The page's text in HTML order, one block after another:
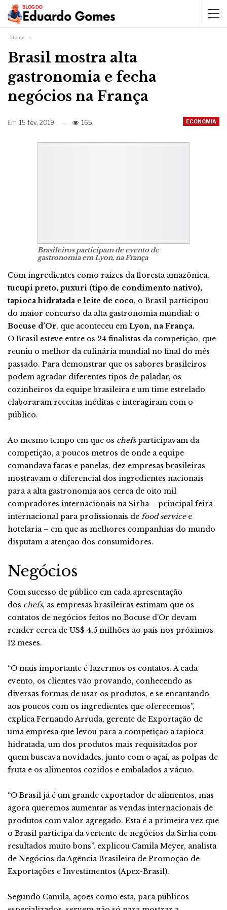
Home
Brasil mostra alta
gastronomia e fecha
negócios na França
ECONOMIA
Em 15 fev, 2019 165
Brasileiros participam de evento de
gastronomia em Lyon, na França
Com ingredientes como raízes da floresta amazônica,
tucupi preto, puxuri (tipo de condimento nativo),
tapioca hidratada e leite de coco, o Brasil participou
do maior concurso da alta gastronomia mundial: o
Bocuse d’Or, que aconteceu em Lyon, na França.
O Brasil esteve entre os 24 finalistas da competição, que
reuniu o melhor da culinária mundial no final do mês
passado. Para demonstrar que os sabores brasileiros
podem agradar diferentes tipos de paladar, os
cozinheiros da equipe brasileira e um time estrelado
elaboraram receitas inéditas e interagiram com o
público.
Ao mesmo tempo em que os chefsparticipavam da
competição, a poucos metros de onde a equipe
comandava facas e panelas, dez empresas brasileiras
mostravam o diferencial dos ingredientes nacionais
para a alta gastronomia aos cerca de oito mil
compradores internacionais na Sirha – principal feira
internacional para profissionais de food servicee
hotelaria – em que as melhores companhias do mundo
disputam a atenção dos consumidores.
Negócios
Com sucesso de público em cada apresentação
dos chefs, as empresas brasileiras estimam que os
contatos de negócios feitos no Bocuse d’Or devam
render cerca de US$ 4,5 milhões ao país nos próximos
12 meses.
“O mais importante é fazermos os contatos. A cada
evento, os clientes vão provando, conhecendo as
diversas formas de usar os produtos, e se encantando
aos poucos com os ingredientes que oferecemos”,
explica Fernando Arruda, gerente de Exportação de
uma empresa que levou para a competição a tapioca
hidratada, um dos produtos mais requisitados por
quem buscava novidades, junto com o açaí, as polpas de
fruta e os alimentos cozidos e embalados a vácuo.
“O Brasil já é um grande exportador de alimentos, mas
agora queremos aumentar as vendas internacionais de
produtos com valor agregado. Esta é a primeira vez que
o Brasil participa da vertente de negócios da Sirha com
resultados muito bons”, explicou Camila Meyer, analista
de Negócios da Agência Brasileira de Promoção de
Exportações e Investimentos (Apex-Brasil).
Segundo Camila, ações como esta, para públicos